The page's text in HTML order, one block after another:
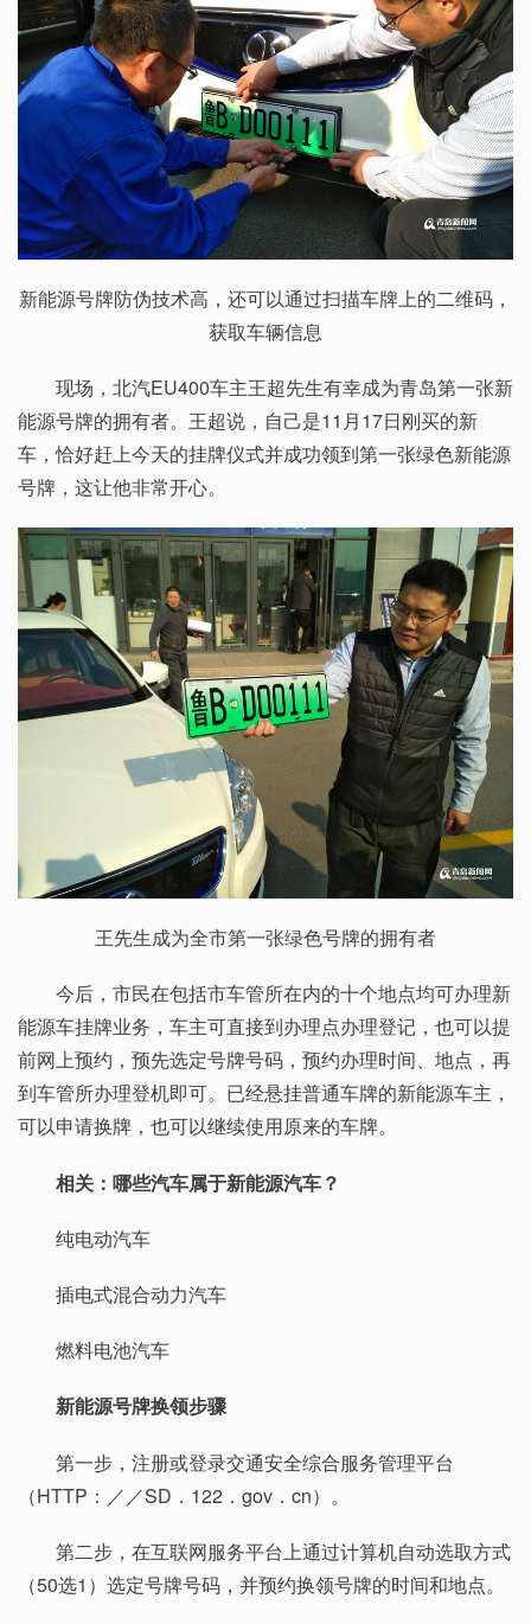
新能源号牌防伪技术高，还可以通过扫描车牌上的二维码，
获取车辆信息
现场，北汽EU400车主王超先生有幸成为青岛第一张新
能源号牌的拥有者。王超说，自己是11月17日刚买的新
车，恰好赶上今天的挂牌仪式并成功领到第一张绿色新能源
号牌，这让他非常开心。
王先生成为全市第一张绿色号牌的拥有者
今后，市民在包括市车管所在内的十个地点均可办理新
能源车挂牌业务，车主可直接到办理点办理登记，也可以提
前网上预约，预先选定号牌号码，预约办理时间、地点，再
到车管所办理登机即可。已经悬挂普通车牌的新能源车主，
可以申请换牌，也可以继续使用原来的车牌。
相关：哪些汽车属于新能源汽车？
纯电动汽车
插电式混合动力汽车
燃料电池汽车
新能源号牌换领步骤
第一步，注册或登录交通安全综合服务管理平台
（HTTP：／／SD．122．gov．cn）。
第二步，在互联网服务平台上通过计算机自动选取方式
（50选1）选定号牌号码，并预约换领号牌的时间和地点。